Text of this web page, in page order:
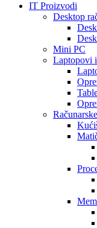
IT Proizvodi
Desktop
Mini PC
Laptopovi